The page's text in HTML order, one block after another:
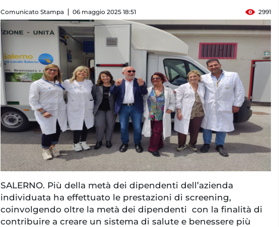
Comunicato Stampa 06 maggio 2025 18:51 2991
SALERNO. Più della metà dei dipendenti dell’azienda
individuata ha effettuato le prestazioni di screening,
coinvolgendo oltre la metà dei dipendenti con la finalità di
contribuire a creare un sistema di salute e benessere più